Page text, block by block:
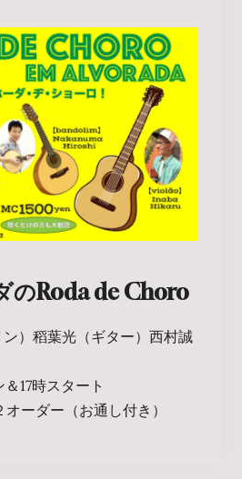
のRoda de Choro
）稻葉光（ギター）西村誠
17時スタート
ーダー（お通し付き）